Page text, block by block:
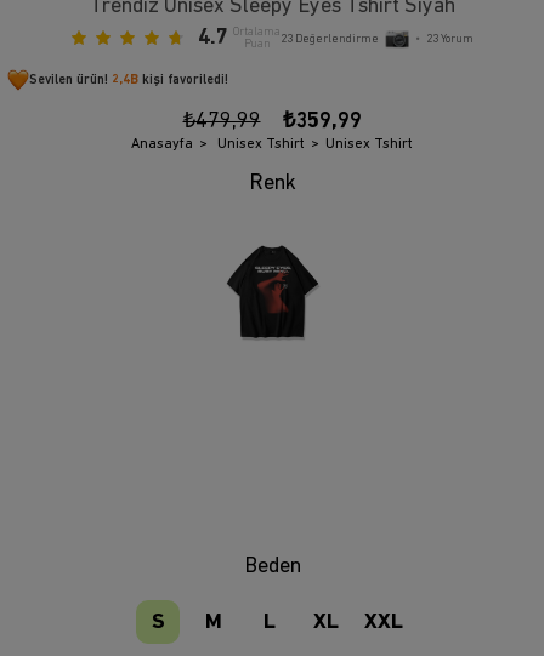
Trendiz Unisex Sleepy Eyes Tshirt Siyah
4.7 Ortalama
Puan
23 Değerlendirme • 23Yorum
Sevilen ürün! 2,4B kişi favoriledi!
₺479,99 ₺359,99
Anasayfa Unisex Tshirt Unisex Tshirt
Beden
S M L XL XXL